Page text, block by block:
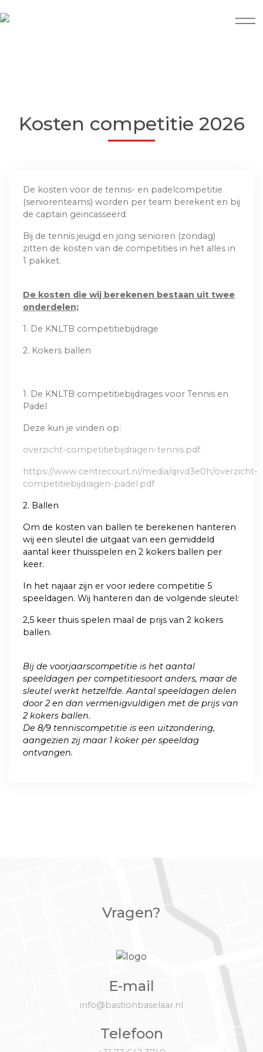
Kosten competitie 2026
De kosten voor de tennis- en padelcompetitie
(seniorenteams) worden per team berekent en bij
de captain geincasseerd.
Bij de tennis jeugd en jong senioren (zondag)
zitten de kosten van de competities in het alles in
1 pakket.
De kosten die wij berekenen bestaan uit twee
onderdelen;
1. De KNLTB competitiebijdrage
2. Kokers ballen
1. De KNLTB competitiebijdrages voor Tennis en
Padel
Deze kun je vinden op:
overzicht-competitiebijdragen-tennis.pdf
https://www.centrecourt.nl/media/qrvd3e0h/overzicht-
competitiebijdragen-padel.pdf
2. Ballen
Om de kosten van ballen te berekenen hanteren
wij een sleutel die uitgaat van een gemiddeld
aantal keer thuisspelen en 2 kokers ballen per
keer.
In het najaar zijn er voor iedere competitie 5
speeldagen. Wij hanteren dan de volgende sleutel:
2,5 keer thuis spelen maal de prijs van 2 kokers
ballen.
Bij de voorjaarscompetitie is het aantal
speeldagen per competitiesoort anders, maar de
sleutel werkt hetzelfde. Aantal speeldagen delen
door 2 en dan vermenigvuldigen met de prijs van
2 kokers ballen.
De 8/9 tenniscompetitie is een uitzondering,
aangezien zij maar 1 koker per speeldag
ontvangen.
Vragen?
E-mail
info@bastionbaselaar.nl
Telefoon